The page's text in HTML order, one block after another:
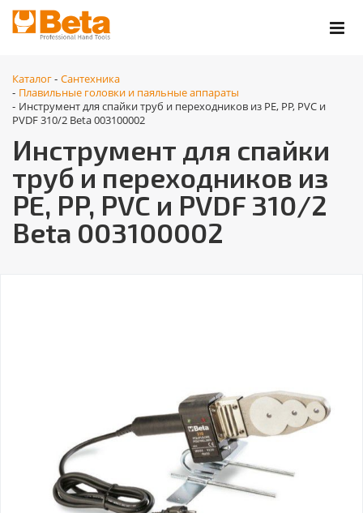
Каталог - Сантехника
- Плавильные головки и паяльные аппараты
- Инструмент для спайки труб и переходников из PE, PP, PVC и
PVDF 310/2 Beta 003100002
Инструмент для спайки
труб и переходников из
PE, PP, PVC и PVDF 310/2
Beta 003100002